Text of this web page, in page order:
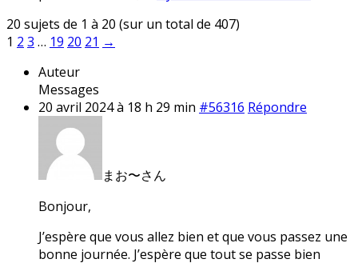
20 sujets de 1 à 20 (sur un total de 407)
1 2 3 … 19 20 21 →
Auteur
Messages
20 avril 2024 à 18 h 29 min #56316 Répondre
まお〜さん
Bonjour,
J’espère que vous allez bien et que vous passez une
bonne journée. J’espère que tout se passe bien